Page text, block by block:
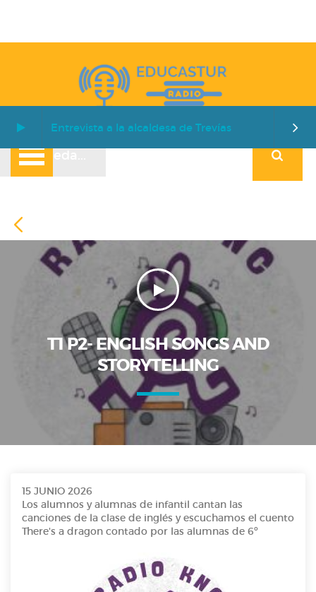
Entrevista a la alcaldesa de Trevías
T1 P2- ENGLISH SONGS AND
STORYTELLING
15 JUNIO 2026
Los alumnos y alumnas de infantil cantan las
canciones de la clase de inglés y escuchamos el cuento
There's a dragon contado por las alumnas de 6º